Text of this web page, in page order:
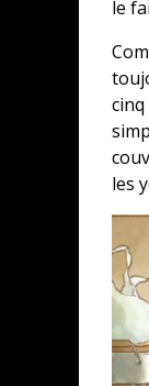
le
les